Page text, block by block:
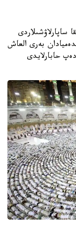
ساپارلاۋشىلاردى
بەرى العاش
حابارلايدى